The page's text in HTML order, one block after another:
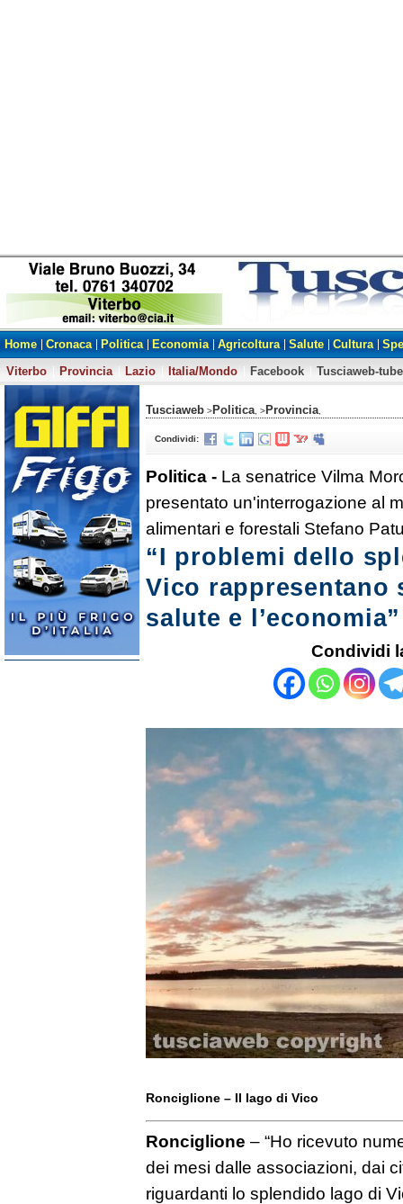
Home Cronaca Politica Economia Agricoltura Salute Cultura
Viterbo
Provincia Lazio Italia/Mondo Facebook Tusciaweb-tube
Tusciaweb >Politica , >Provincia
Condividi:
Politica - La senatrice Vilma
presentato un'interrogazione al
alimentari e forestali Stefano
“I problemi dello
Vico rappresentano
salute e l’economia”
Condividi
Ronciglione – Il lago di Vico
Ronciglione – “Ho ricevuto
dei mesi dalle associazioni, dai
riguardanti lo splendido lago di